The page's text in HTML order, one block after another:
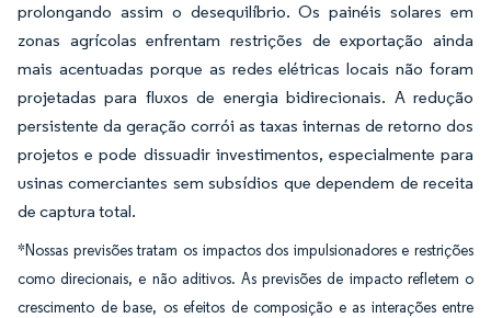
prolongando assim o desequilíbrio. Os painéis solares em
zonas agrícolas enfrentam restrições de exportação ainda
mais acentuadas porque as redes elétricas locais não foram
projetadas para fluxos de energia bidirecionais. A redução
persistente da geração corrói as taxas internas de retorno dos
projetos e pode dissuadir investimentos, especialmente para
usinas comerciantes sem subsídios que dependem de receita
de captura total.
*Nossas previsões tratam os impactos dos impulsionadores e restrições
como direcionais, e não aditivos. As previsões de impacto refletem o
crescimento de base, os efeitos de composição e as interações entre